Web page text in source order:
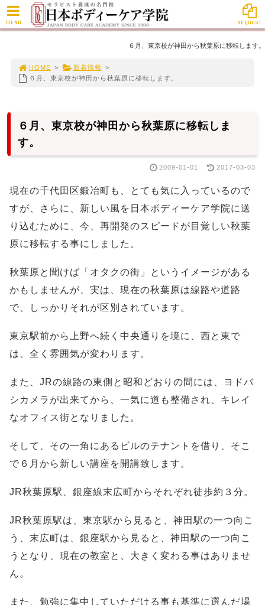
６月、東京校が神田から秋葉原に移転します。
HOME > 新着情報
>
６月、東京校が神田から秋葉原に移転します。
６月、東京校が神田から秋葉原に移転しま
す。
2009-01-01 2017-03-03
現在の千代田区鍛冶町も、とても気に入っているので
すが、さらに、新しい風を日本ボディーケア学院に送
り込むために、今、再開発のスピードが目覚しい秋葉
原に移転する事にしました。
秋葉原と聞けば「オタクの街」というイメージがある
かもしませんが、実は、現在の秋葉原は線路や道路
で、しっかりそれが区別されています。
東京駅前から上野へ続く中央通りを境に、西と東で
は、全く雰囲気が変わります。
また、JRの線路の東側と昭和どおりの間には、ヨドバ
シカメラが出来てから、一気に道も整備され、キレイ
なオフィス街となりました。
そして、その一角にあるビルのテナントを借り、そこ
で６月から新しい講座を開講致します。
JR秋葉原駅、銀座線末広町からそれぞれ徒歩約３分。
JR秋葉原駅は、東京駅から見ると、神田駅の一つ向こ
う、末広町は、銀座駅から見ると、神田駅の一つ向こ
うとなり、現在の教室と、大きく変わる事はありませ
ん。
また、勉強に集中していただける事も基準に選んだ場
MENU REQUEST